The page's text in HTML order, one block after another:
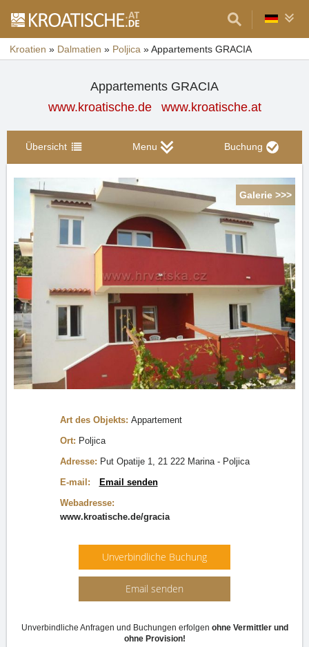
Kroatien » Dalmatien » Poljica »Appartements GRACIA
Appartements GRACIA
www.kroatische.de
www.kroatische.at
Übersicht Menu Buchung
Galerie >>>
Art des Objekts: Appartement
Ort: Poljica
Adresse: Put Opatije 1, 21 222 Marina - Poljica
E-mail:
Email senden
Webadresse:
www.kroatische.de/gracia
Unverbindliche Buchung
Email senden
Unverbindliche Anfragen und Buchungen erfolgen ohne Vermittler und
ohne Provision!